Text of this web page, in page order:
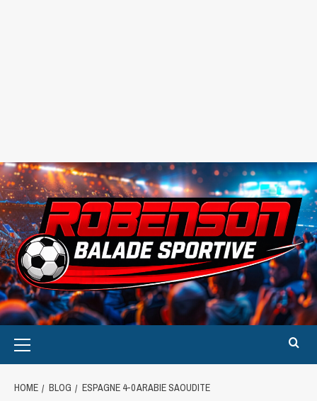
HOME BLOG ESPAGNE 4-0 ARABIE SAOUDITE